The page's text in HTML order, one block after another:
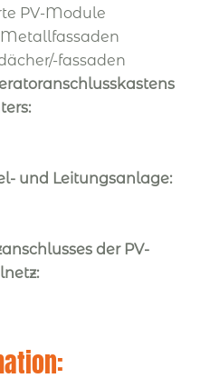
PV-Module
fassaden
und Leitungsanlage:
der PV-